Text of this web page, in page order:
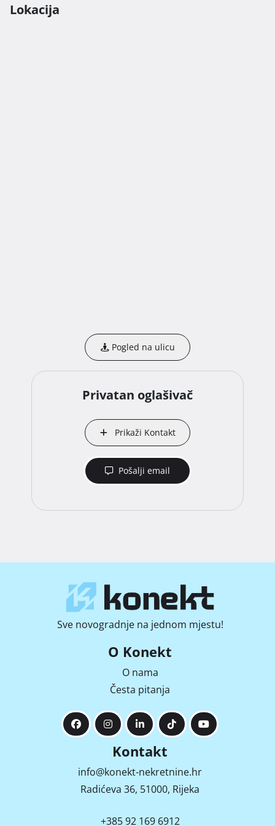
Lokacija
Pogled na ulicu
Privatan oglašivač
Prikaži Kontakt
Pošalji email
Sve novogradnje na jednom mjestu!
O Konekt
O nama
Česta pitanja
Kontakt
info@konekt-nekretnine.hr
Radićeva 36, 51000, Rijeka
+385 92 169 6912